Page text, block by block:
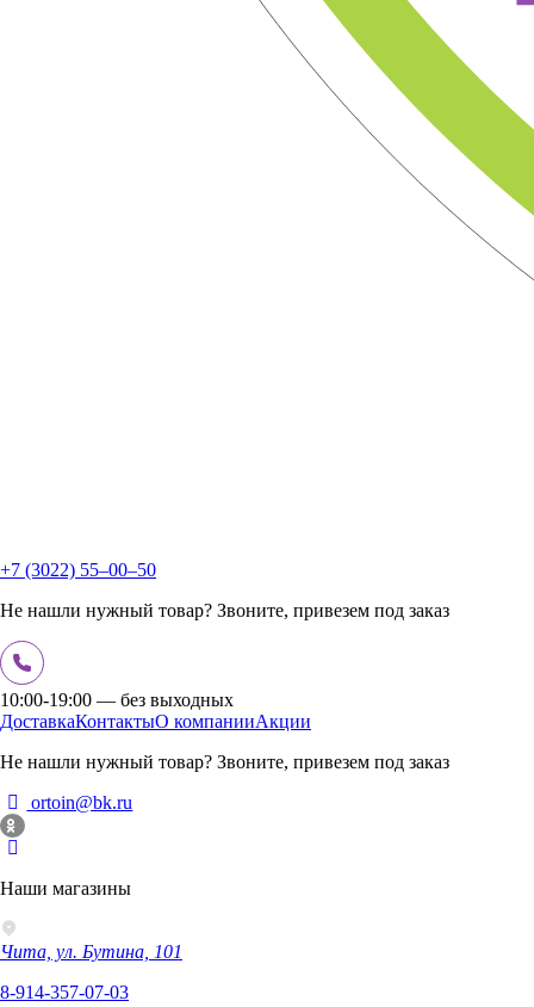
+7 (3022) 55‒00‒50
Не нашли нужный товар? Звоните, привезем под заказ
10:00-19:00 — без выходных
ДоставкаКонтактыО компанииАкции
Не нашли нужный товар? Звоните, привезем под заказ
ortoin@bk.ru
Наши магазины
Чита, ул. Бутина, 101
8-914-357-07-03